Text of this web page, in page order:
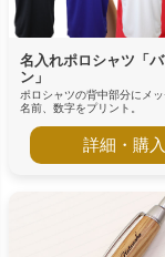
名入れポロシャツ「
ン」
ポロシャツの背中部分にメ
名前、数字をプリント。
詳細・購入